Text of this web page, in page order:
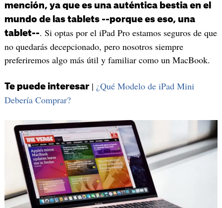
mención, ya que es una auténtica bestia en el
mundo de las tablets --porque es eso, una
tablet--. Si optas por el iPad Pro estamos seguros de que
no quedarás decepcionado, pero nosotros siempre
preferiremos algo más útil y familiar como un MacBook.
Te puede interesar| ¿Qué Modelo de iPad Mini
Debería Comprar?